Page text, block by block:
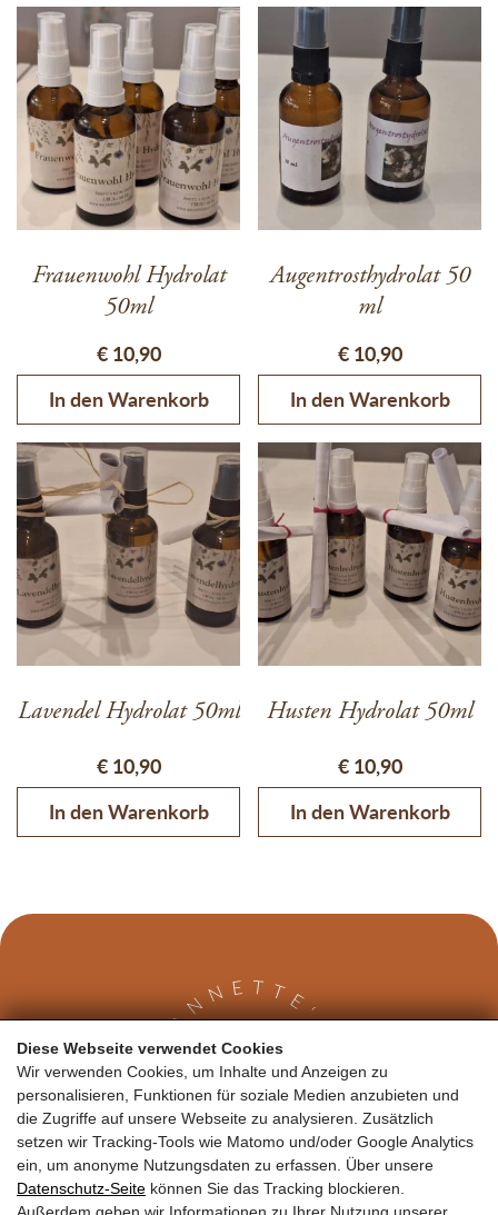
Diese Webseite verwendet Cookies
Wir verwenden Cookies, um Inhalte und Anzeigen zu
personalisieren, Funktionen für soziale Medien anzubieten und
die Zugriffe auf unsere Webseite zu analysieren. Zusätzlich
setzen wir Tracking-Tools wie Matomo und/oder Google Analytics
ein, um anonyme Nutzungsdaten zu erfassen. Über unsere
Datenschutz-Seite können Sie das Tracking blockieren.
Frauenwohl Hydrolat
50ml
€10,90
In den Warenkorb
Augentrosthydrolat 50
ml
€10,90
In den Warenkorb
Lavendel Hydrolat 50ml
€10,90
In den Warenkorb
Husten Hydrolat 50ml
€10,90
In den Warenkorb
Kontakt